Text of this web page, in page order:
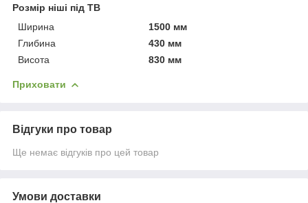
Розмір ніші під ТВ
Ширина
1500 мм
Глибина
430 мм
Висота
830 мм
Приховати
Відгуки про товар
Ще немає відгуків про цей товар
Умови доставки